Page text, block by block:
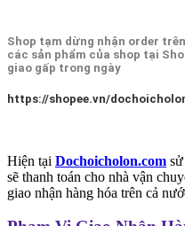
Shop tạm dừng nhận order
các sản phẩm của shop tại
giao gấp trong ngày
https://shopee.vn/
Hiện tại Dochoicholon.com
sẽ thanh toán cho nhà vận
giao nhận hàng hóa trên cả